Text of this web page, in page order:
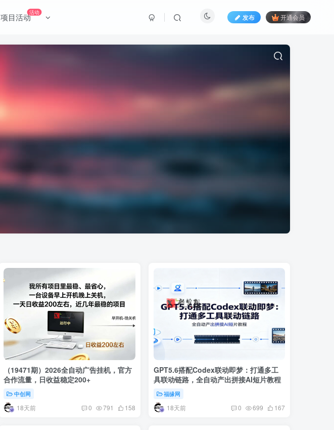
项目活动活动
发布 开通会员
（19471期）2026全自动广告挂机，官方
合作流量，日收益稳定200+
中创网
18天前 0 791 158
GPT5.6搭配Codex联动即梦：打通多工
具联动链路，全自动产出拼接AI短片教程
福缘网
18天前 0 699 167